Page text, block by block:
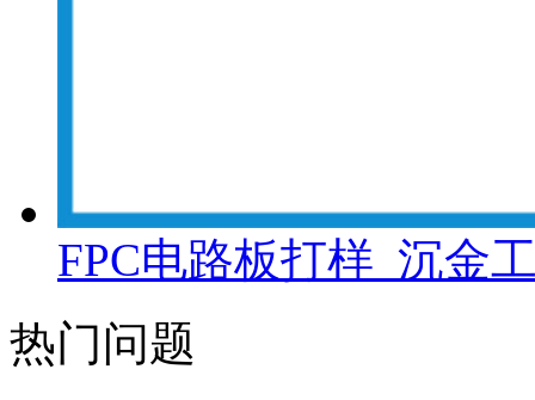
FPC电路板打样_沉金
热门问题